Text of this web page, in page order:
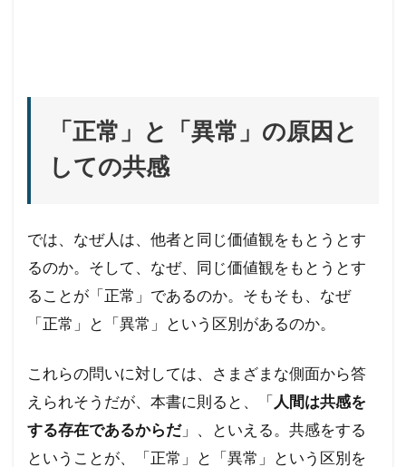
「正常」と「異常」の原因と
しての共感
では、なぜ人は、他者と同じ価値観をもとうとす
るのか。そして、なぜ、同じ価値観をもとうとす
ることが「正常」であるのか。そもそも、なぜ
「正常」と「異常」という区別があるのか。
これらの問いに対しては、さまざまな側面から答
えられそうだが、本書に則ると、「 人間は共感を
する存在であるからだ」、といえる。共感をする
ということが、「正常」と「異常」という区別を